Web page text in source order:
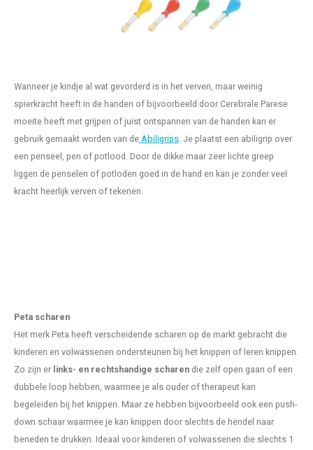
Wanneer je kindje al wat gevorderd is in het verven, maar weinig
spierkracht heeft in de handen of bijvoorbeeld door Cerebrale Parese
moeite heeft met grijpen of juist ontspannen van de handen kan er
gebruik gemaakt worden van deAbiligrips. Je plaatst een abiligrip over
een penseel, pen of potlood. Door de dikke maar zeer lichte greep
liggen de penselen of potloden goed in de hand en kan je zonder veel
kracht heerlijk verven of tekenen.
Peta scharen
Het merk Peta heeft verscheidende scharen op de markt gebracht die
kinderen en volwassenen ondersteunen bij het knippen of leren knippen.
Zo zijn er links- en rechtshandige scharen die zelf open gaan of een
dubbele loop hebben, waarmee je als ouder of therapeut kan
begeleiden bij het knippen. Maar ze hebben bijvoorbeeld ook een push-
down schaar waarmee je kan knippen door slechts de hendel naar
beneden te drukken. Ideaal voor kinderen of volwassenen die slechts 1